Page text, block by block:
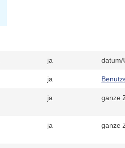
ja datum/
ja
ja ganze
ja ganze